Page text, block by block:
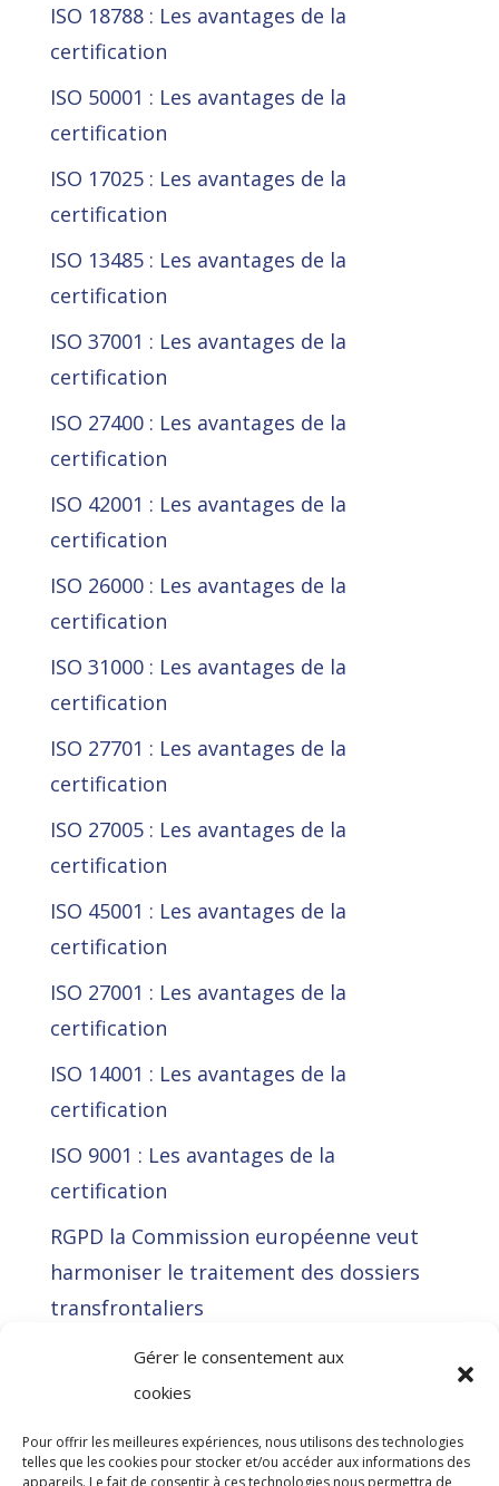
Gérer le consentement aux
cookies
Pour offrir les meilleures expériences, nous utilisons des technologies
telles que les cookies pour stocker et/ou accéder aux informations des
appareils. Le fait de consentir à ces technologies nous permettra de
ISO 18788 : Les avantages de la
certification
ISO 50001 : Les avantages de la
certification
ISO 17025 : Les avantages de la
certification
ISO 13485 : Les avantages de la
certification
ISO 37001 : Les avantages de la
certification
ISO 27400 : Les avantages de la
certification
ISO 42001 : Les avantages de la
certification
ISO 26000 : Les avantages de la
certification
ISO 31000 : Les avantages de la
certification
ISO 27701 : Les avantages de la
certification
ISO 27005 : Les avantages de la
certification
ISO 45001 : Les avantages de la
certification
ISO 27001 : Les avantages de la
certification
ISO 14001 : Les avantages de la
certification
ISO 9001 : Les avantages de la
certification
RGPD la Commission européenne veut
harmoniser le traitement des dossiers
transfrontaliers
La Cour de justice de l’Union européenne
(CJUE) déclare illégale l’approche RGPD
l’obligation de consentement par le biais